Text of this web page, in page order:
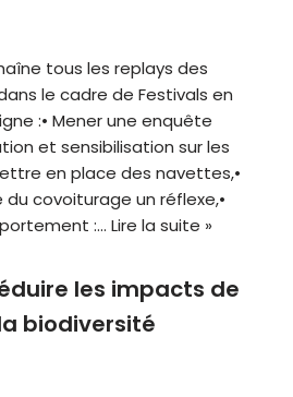
tous les replays des
le cadre de Festivals en
:• Mener une enquête
et sensibilisation sur les
en place des navettes,•
du covoiturage un réflexe,•
:… Lire la suite »
les impacts de
biodiversité